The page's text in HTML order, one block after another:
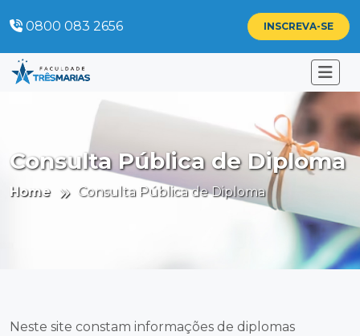
0800 083 2656 INSCREVA-SE
Consulta Pública de Diploma
Home Consulta Pública de Diploma
Neste site constam informações de diplomas